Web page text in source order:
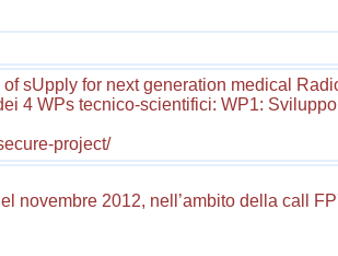
sUpply for next generation medical
4 WPs tecnico-scientifici: WP1:
project/
novembre 2012, nell’ambito della call